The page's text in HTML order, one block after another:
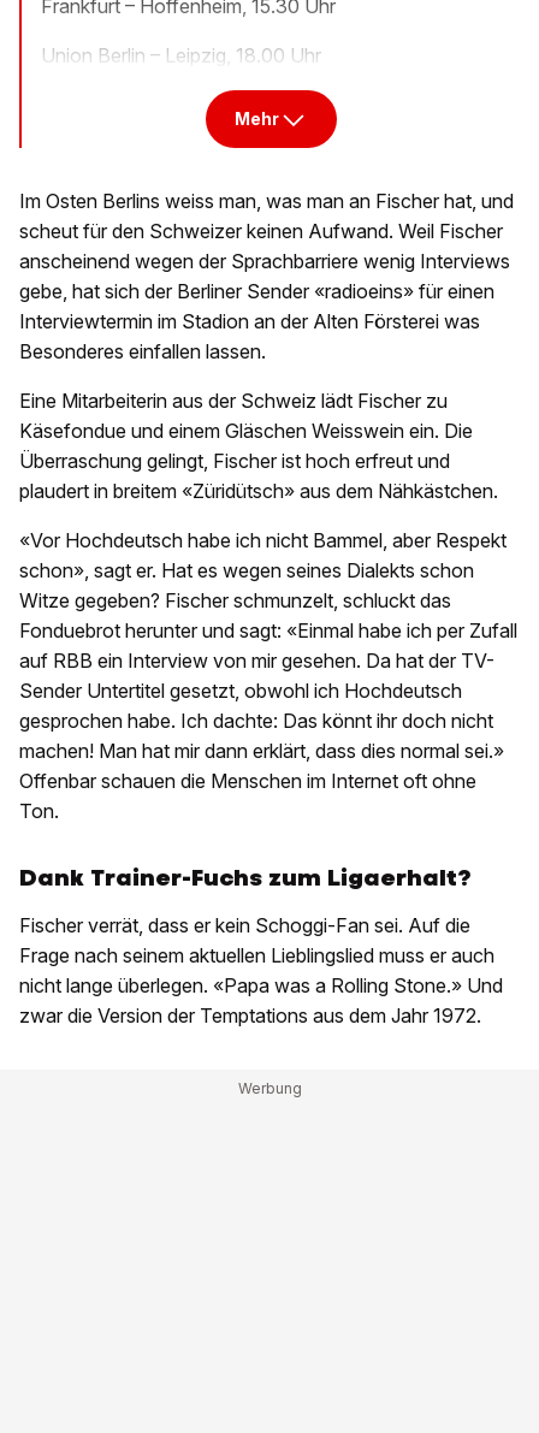
Frankfurt – Hoffenheim, 15.30 Uhr
Union Berlin – Leipzig, 18.00 Uhr
Mehr
Im Osten Berlins weiss man, was man an Fischer hat, und
scheut für den Schweizer keinen Aufwand. Weil Fischer
anscheinend wegen der Sprachbarriere wenig Interviews
gebe, hat sich der Berliner Sender «radioeins» für einen
Interviewtermin im Stadion an der Alten Försterei was
Besonderes einfallen lassen.
Eine Mitarbeiterin aus der Schweiz lädt Fischer zu
Käsefondue und einem Gläschen Weisswein ein. Die
Überraschung gelingt, Fischer ist hoch erfreut und
plaudert in breitem «Züridütsch» aus dem Nähkästchen.
«Vor Hochdeutsch habe ich nicht Bammel, aber Respekt
schon», sagt er. Hat es wegen seines Dialekts schon
Witze gegeben? Fischer schmunzelt, schluckt das
Fonduebrot he­runter und sagt: «Einmal habe ich per Zufall
auf RBB ein Interview von mir gesehen. Da hat der TV-
Sender Untertitel gesetzt, obwohl ich Hochdeutsch
gesprochen habe. Ich dachte: Das könnt ihr doch nicht
machen! Man hat mir dann erklärt, dass dies normal sei.»
Offenbar schauen die Menschen im Internet oft ohne
Ton.
Dank Trainer-Fuchs zum Ligaerhalt?
Fischer verrät, dass er kein Schoggi-Fan sei. Auf die
Frage nach seinem aktuellen Lieblingslied muss er auch
nicht lange überlegen. «Papa was a Rolling Stone.» Und
zwar die Version der Temptations aus dem Jahr 1972.